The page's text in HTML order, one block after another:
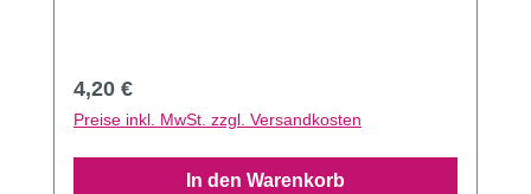
Regulärer Preis:
4,20 €
Preise inkl. MwSt. zzgl. Versandkosten
In den Warenkorb